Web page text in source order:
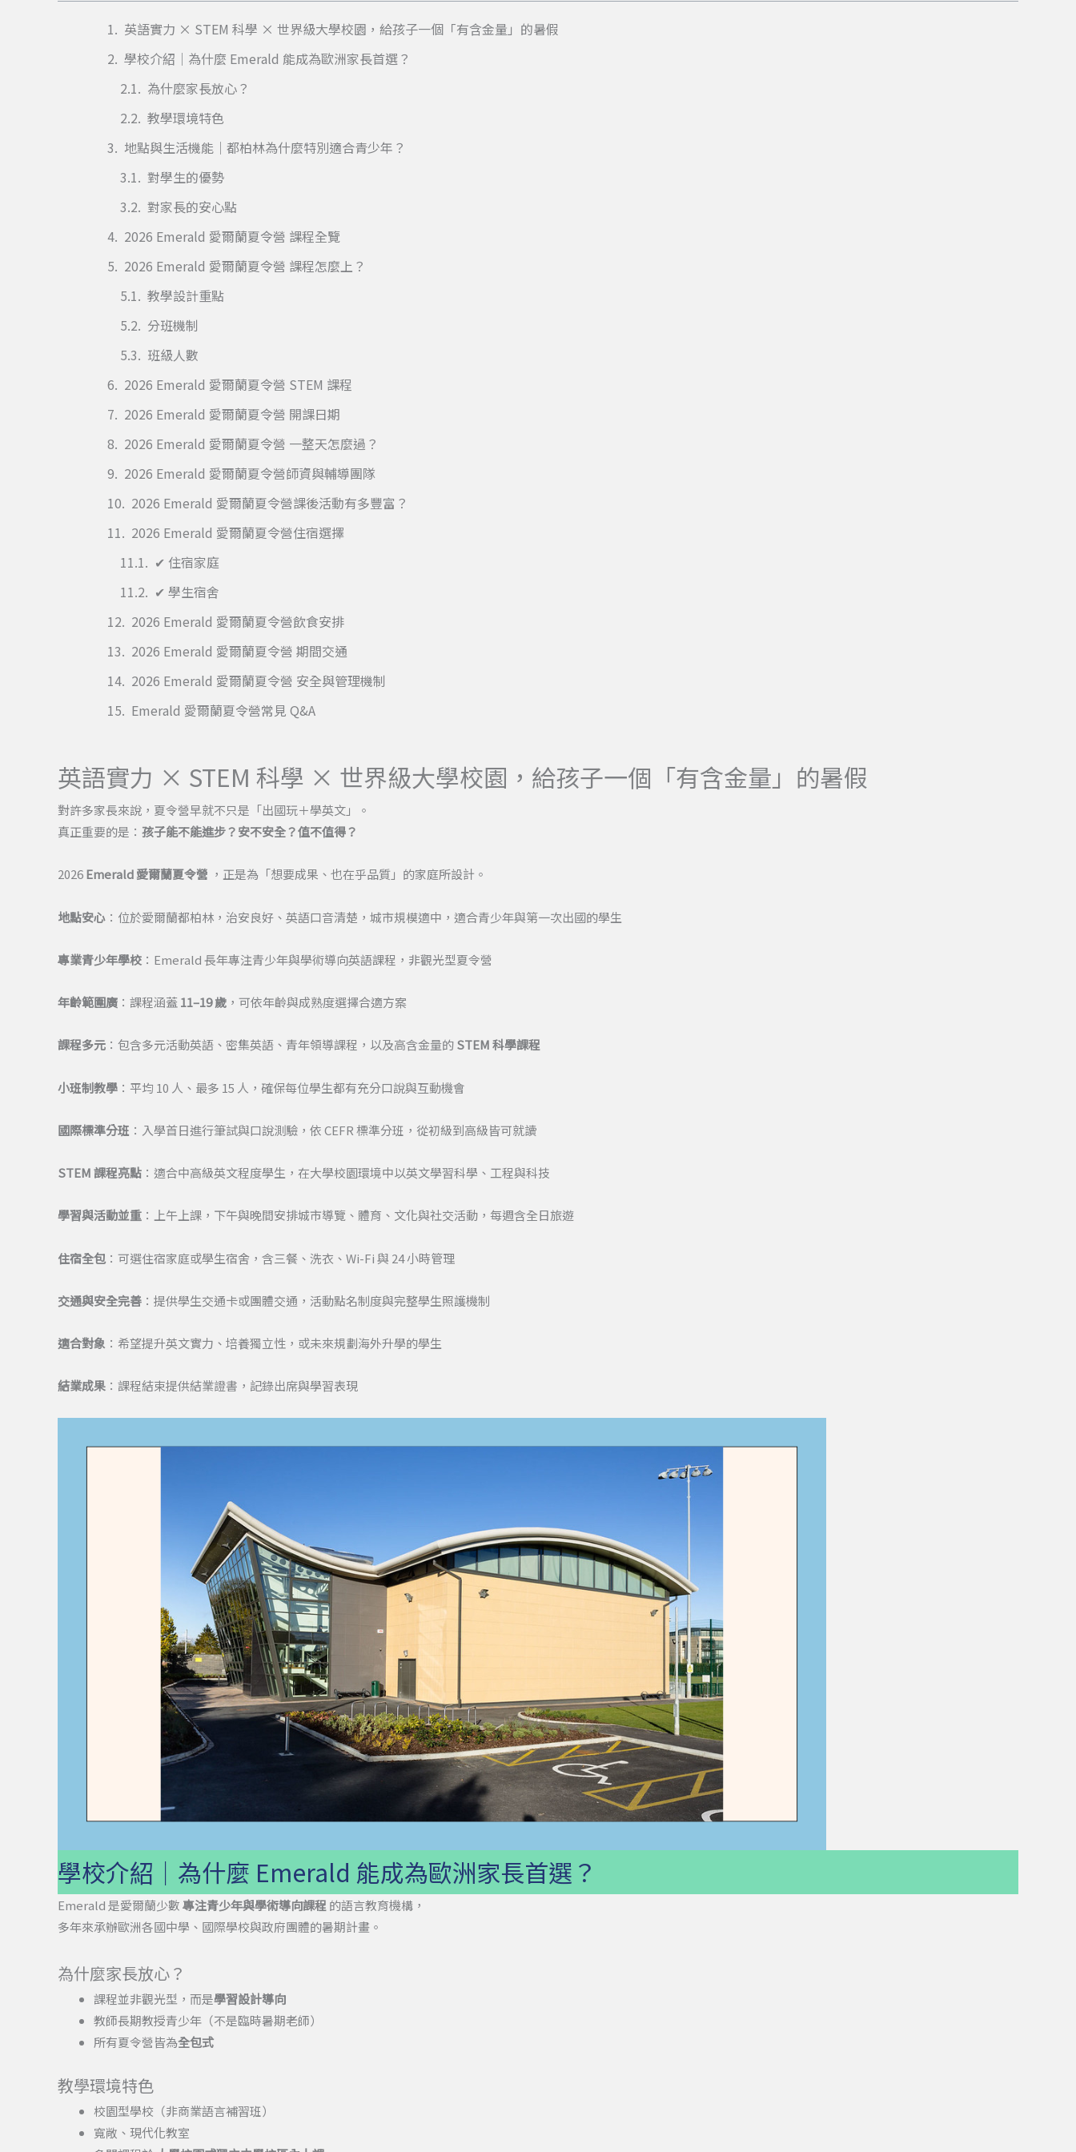
英語實力 × STEM 科學 × 世界級大學校園，給孩子一個「有含金量」的暑假
學校介紹｜為什麼 Emerald 能成為歐洲家長首選？
為什麼家長放心？
教學環境特色
地點與生活機能｜都柏林為什麼特別適合青少年？
對學生的優勢
對家長的安心點
2026 Emerald 愛爾蘭夏令營 課程全覽
2026 Emerald 愛爾蘭夏令營 課程怎麼上？
教學設計重點
分班機制
班級人數
2026 Emerald 愛爾蘭夏令營 STEM 課程
2026 Emerald 愛爾蘭夏令營 開課日期
2026 Emerald 愛爾蘭夏令營 一整天怎麼過？
2026 Emerald 愛爾蘭夏令營師資與輔導團隊
2026 Emerald 愛爾蘭夏令營課後活動有多豐富？
2026 Emerald 愛爾蘭夏令營住宿選擇
✔ 住宿家庭
✔ 學生宿舍
2026 Emerald 愛爾蘭夏令營飲食安排
2026 Emerald 愛爾蘭夏令營 期間交通
2026 Emerald 愛爾蘭夏令營 安全與管理機制
Emerald 愛爾蘭夏令營常見 Q&A
英語實力 × STEM 科學 × 世界級大學校園，給孩子一個「有含金量」的暑假
對許多家長來說，夏令營早就不只是「出國玩＋學英文」。
真正重要的是： 孩子能不能進步？安不安全？值不值得？
2026Emerald 愛爾蘭夏令營 ，正是為「想要成果、也在乎品質」的家庭所設計。
地點安心 ：位於愛爾蘭都柏林，治安良好、英語口音清楚，城市規模適中，適合青少年與第一次出國的學生
專業青少年學校 ：Emerald 長年專注青少年與學術導向英語課程，非觀光型夏令營
年齡範圍廣 ：課程涵蓋 11–19 歲 ，可依年齡與成熟度選擇合適方案
課程多元 ：包含多元活動英語、密集英語、青年領導課程，以及高含金量的STEM 科學課程
小班制教學 ：平均 10 人、最多 15 人，確保每位學生都有充分口說與互動機會
國際標準分班 ：入學首日進行筆試與口說測驗，依 CEFR 標準分班，從初級到高級皆可就讀
STEM 課程亮點 ：適合中高級英文程度學生，在大學校園環境中以英文學習科學、工程與科技
學習與活動並重 ：上午上課，下午與晚間安排城市導覽、體育、文化與社交活動，每週含全日旅遊
住宿全包：可選住宿家庭或學生宿舍，含三餐、洗衣、Wi-Fi 與 24 小時管理
交通與安全完善 ：提供學生交通卡或團體交通，活動點名制度與完整學生照護機制
適合對象 ：希望提升英文實力、培養獨立性，或未來規劃海外升學的學生
結業成果 ：課程結束提供結業證書，記錄出席與學習表現
學校介紹｜為什麼 Emerald 能成為歐洲家長首選？
Emerald 是愛爾蘭少數專注青少年與學術導向課程 的語言教育機構，
多年來承辦歐洲各國中學、國際學校與政府團體的暑期計畫。
為什麼家長放心？
課程並非觀光型，而是學習設計導向
教師長期教授青少年（不是臨時暑期老師）
所有夏令營皆為全包式
教學環境特色
校園型學校（非商業語言補習班）
寬敞、現代化教室